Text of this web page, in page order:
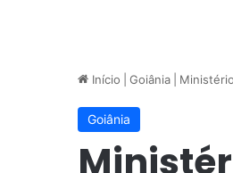
Início Goiânia
Goiânia